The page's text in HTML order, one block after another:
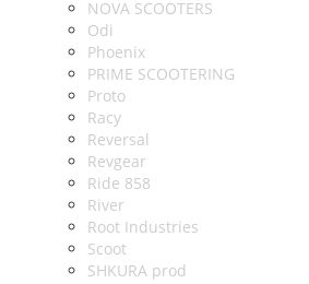
NOVA SCOOTERS
Odi
Phoenix
PRIME SCOOTERING
Proto
Racy
Reversal
Revgear
Ride 858
River
Root Industries
Scoot
SHKURA рrоd